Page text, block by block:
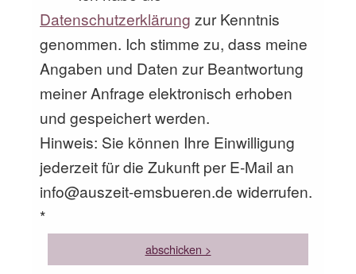
Datenschutzerklärung zur Kenntnis
genommen. Ich stimme zu, dass meine
Angaben und Daten zur Beantwortung
meiner Anfrage elektronisch erhoben
und gespeichert werden.
Hinweis: Sie können Ihre Einwilligung
jederzeit für die Zukunft per E-Mail an
info@auszeit-emsbueren.de widerrufen.
*